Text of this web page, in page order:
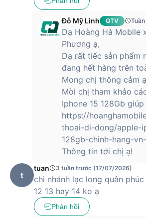
hãng là iOS 15 với những tính năng,
Camera 12MP với nhiều nâng
iPhone 13 được Apple trang bị 2
12MP với khẩu độ được mở rộng lên
cảm biến góc rộng khẩu độ f1.8 giúp
cách chuẩn xác ngay cả trong môi
Apple cũng mang tới chế độ quay
cho iPhone 13 cho phép quay được
cách chuyên nghiệp hơn.
Ngoài ra, nó còn được tích hợp cả
cảm biến “sensor-shift” trước đây
trên iPhone 12 Pro Max, giúp việc quay
Tất cả những cải tiến này đều giúp
chụp ảnh cho người dùng.
Đỗ Mỹ Linh QTV
Dạ Hoàng Hà Mobile
Phương ạ,
Dạ rất tiếc sản phẩm
đang hết hàng trên
Mong chị thông cảm
Mời chị tham khảo
Iphone 15 128Gb
https://
thoai-di-dong/apple-
128gb-chinh-hang-
Thông tin tới chị ạ!
t
tuan 3 tuần trước (17/07/2026)
chi nhánh lạc long quân
12 13 hay 14 ko ạ
Phản hồi